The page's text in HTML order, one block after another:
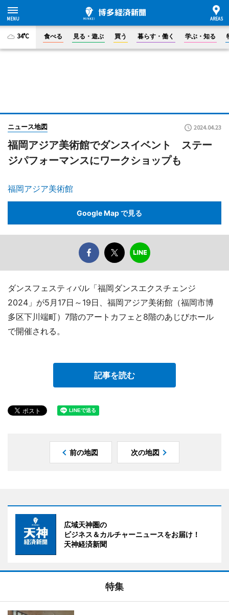
34°C 食べる 見る・遊ぶ 買う 暮らす・働く 学ぶ・知る
ニュース地図 2024.04.23
福岡アジア美術館でダンスイベント ステー
ジパフォーマンスにワークショップも
福岡アジア美術館
Google Map で見る
ダンスフェスティバル「福岡ダンスエクスチェンジ
2024」が5月17日～19日、福岡アジア美術館（福岡市博
多区下川端町）7階のアートカフェと8階のあじびホール
で開催される。
記事を読む
前の地図 次の地図
広域天神圏の
ビジネス＆カルチャーニュースをお届け！
天神経済新聞
特集